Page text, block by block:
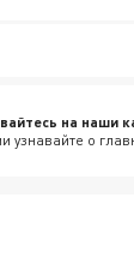
на наши
узнавайте о